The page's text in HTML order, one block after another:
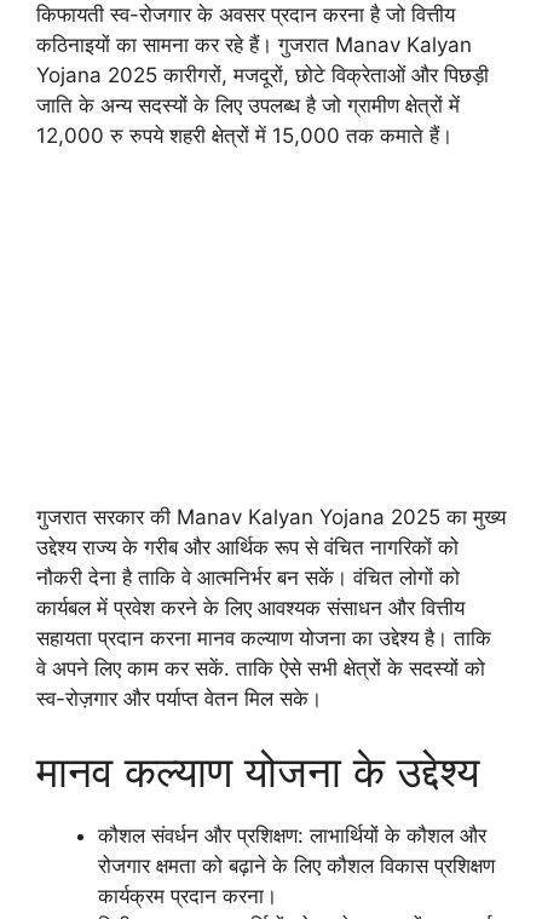
किफायती स्व-रोजगार के अवसर प्रदान करना है जो वित्तीय
कठिनाइयों का सामना कर रहे हैं। गुजरात Manav Kalyan
Yojana 2025 कारीगरों, मजदूरों, छोटे विक्रेताओं और पिछड़ी
जाति के अन्य सदस्यों के लिए उपलब्ध है जो ग्रामीण क्षेत्रों में
12,000 रु रुपये शहरी क्षेत्रों में 15,000 तक कमाते हैं।
गुजरात सरकार की Manav Kalyan Yojana 2025 का मुख्य
उद्देश्य राज्य के गरीब और आर्थिक रूप से वंचित नागरिकों को
नौकरी देना है ताकि वे आत्मनिर्भर बन सकें। वंचित लोगों को
कार्यबल में प्रवेश करने के लिए आवश्यक संसाधन और वित्तीय
सहायता प्रदान करना मानव कल्याण योजना का उद्देश्य है। ताकि
वे अपने लिए काम कर सकें. ताकि ऐसे सभी क्षेत्रों के सदस्यों को
स्व-रोज़गार और पर्याप्त वेतन मिल सके।
मानव कल्याण योजना के उद्देश्य
कौशल संवर्धन और प्रशिक्षण: लाभार्थियों के कौशल और
रोजगार क्षमता को बढ़ाने के लिए कौशल विकास प्रशिक्षण
कार्यक्रम प्रदान करना।